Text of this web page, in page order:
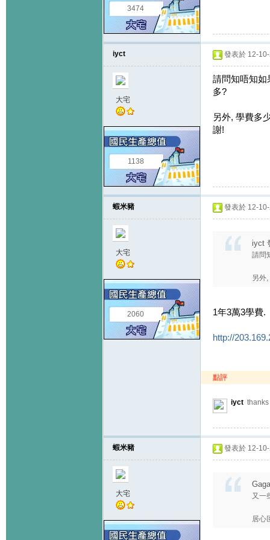
3474
iyct
大宅
1138
發表於 12-
請問知唔知如
多?
另外, 學費多
謝!
蝦米豬
大宅
2060
發表於 12-
iyct
請問
另外
1年3萬3學費.
http://
點評
iyct
蝦米豬
大宅
發表於 12-
又一
居心